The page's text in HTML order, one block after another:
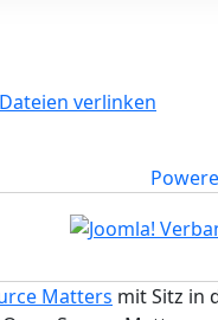
Dateien verlinken
Matters mit Sitz in